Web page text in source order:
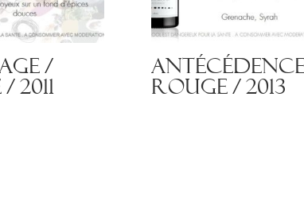
/
2011 Rouge / 2013